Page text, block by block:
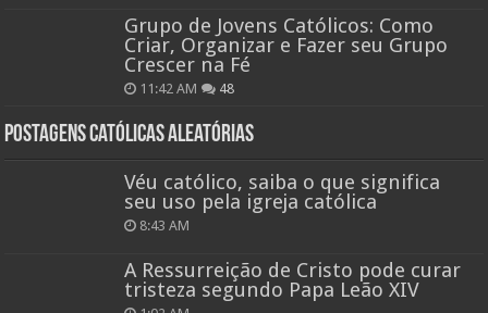
Grupo de Jovens Católicos: Como
Criar, Organizar e Fazer seu Grupo
Crescer na Fé
11:42 AM 48
Postagens católicas aleatórias
Véu católico, saiba o que significa
seu uso pela igreja católica
8:43 AM
A Ressurreição de Cristo pode curar
tristeza segundo Papa Leão XIV